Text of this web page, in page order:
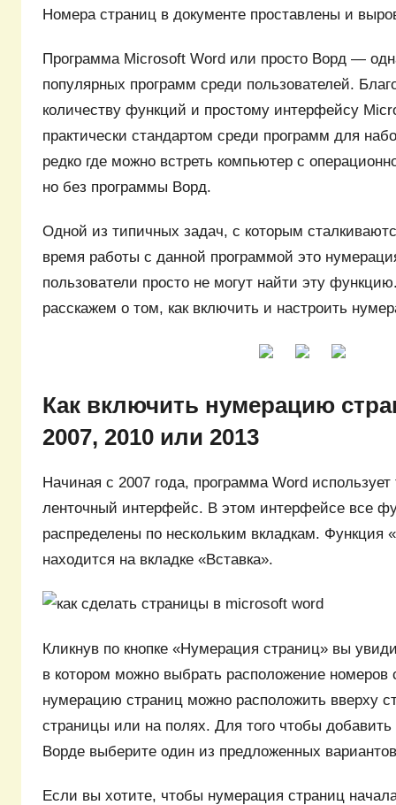
Номера страниц в документе проставлены и
Программа Microsoft Word или просто Ворд —
популярных программ среди пользователей.
количеству функций и простому интерфейсу
практически стандартом среди программ для
редко где можно встреть компьютер с
но без программы Ворд.
Одной из типичных задач, с которым
время работы с данной программой это
пользователи просто не могут найти эту
расскажем о том, как включить и настроить
Как включить нумерацию
2007, 2010 или 2013
Начиная с 2007 года, программа Word
ленточный интерфейс. В этом интерфейсе все
распределены по нескольким вкладкам. Функция
находится на вкладке «Вставка».
Кликнув по кнопке «Нумерация страниц» вы
в котором можно выбрать расположение
нумерацию страниц можно расположить вверху
страницы или на полях. Для того чтобы
Ворде выберите один из предложенных
Если вы хотите, чтобы нумерация страниц